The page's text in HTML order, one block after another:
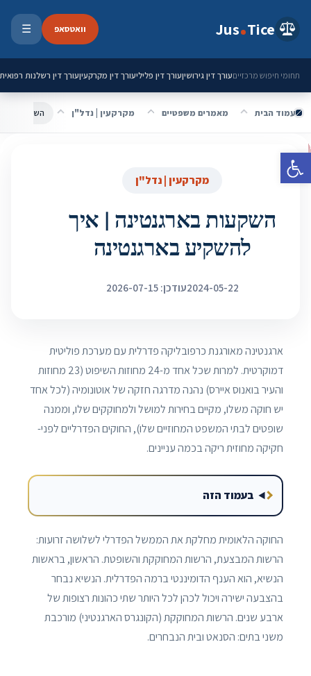
פתח סרגל נגישות
Jus Tice וואטסאפ ☰
תחומי חיפוש מרכזייםעורך דין גירושיןעורך דין פליליעורך דין מקרקעיןעורך דין רשלנות רפואית
עמוד הבית מאמרים משפטיים מקרקעין | נדל"ן השקעות
מקרקעין | נדל"ן
השקעות בארגנטינה | איך
להשקיע בארגנטינה
2024-05-22עודכן: 2026-07-15
ארגנטינה מאורגנת כרפובליקה פדרלית עם מערכת פוליטית
דמוקרטית. למרות שכל אחד מ-24 מחוזות השיפוט (23 מחוזות
והעיר בואנוס איירס) נהנה מדרגה חזקה של אוטונומיה (לכל אחד
יש חוקה משלו, מקיים בחירות למושל ולמחוקקים שלו, וממנה
שופטים לבתי המשפט המחוזיים שלו), החוקים הפדרליים לפני-
חקיקה מחוזית ריקה בכמה עניינים.
בעמוד הזה
החוקה הלאומית מחלקת את הממשל הפדרלי לשלושה זרועות:
הרשות המבצעת, הרשות המחוקקת והשופטת. הראשון, בראשות
הנשיא, הוא הענף הדומיננטי ברמה הפדרלית. הנשיא נבחר
בהצבעה ישירה ויכול לכהן לכל היותר שתי כהונות רצופות של
ארבע שנים. הרשות המחוקקת (הקונגרס הארגנטיני) מורכבת
משני בתים: הסנאט ובית הנבחרים.